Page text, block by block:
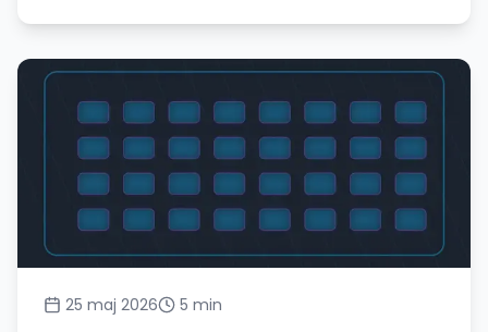
25 maj 2026 5 min